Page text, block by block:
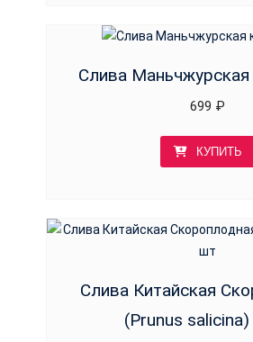
Слива Маньчжурская
699 ₽
КУПИТЬ
Слива Китайская
(Prunus